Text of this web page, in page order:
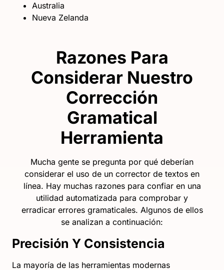
Australia
Nueva Zelanda
Razones Para
Considerar Nuestro
Corrección
Gramatical
Herramienta
Mucha gente se pregunta por qué deberían
considerar el uso de un corrector de textos en
línea. Hay muchas razones para confiar en una
utilidad automatizada para comprobar y
erradicar errores gramaticales. Algunos de ellos
se analizan a continuación:
Precisión Y Consistencia
La mayoría de las herramientas modernas